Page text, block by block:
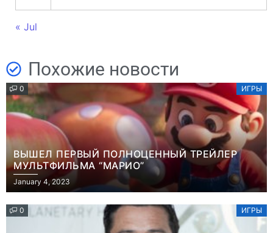
« Jul
Похожие новости
0 ИГРЫ
ВЫШЕЛ ПЕРВЫЙ ПОЛНОЦЕННЫЙ ТРЕЙЛЕР
МУЛЬТФИЛЬМА “МАРИО”
January 4, 2023
0 ИГРЫ